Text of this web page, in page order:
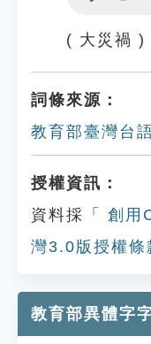
( 大災禍 )
詞條來源：
教育部臺灣台
授權資訊：
資料採「
創用
灣3.0版授權條
教育部異體字